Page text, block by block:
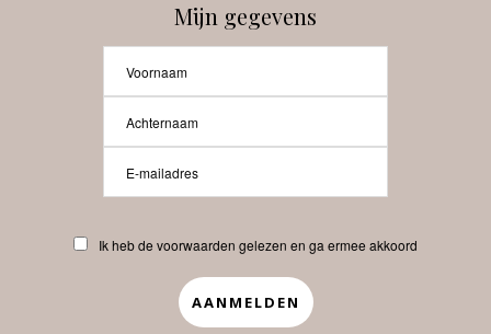
Beauty-Pro.nl
Abonneren Contact
APP
Mijn gegevens
Ik heb de voorwaarden gelezen en ga ermee akkoord